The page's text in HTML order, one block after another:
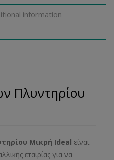
information
Πλυντηρίου
Μικρή Ideal είναι
εταιρίας για να